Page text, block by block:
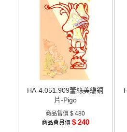
HA-4.051.909蕾絲美編銅
片-Pigo
商品售價 $ 480
商品會員價 $ 240